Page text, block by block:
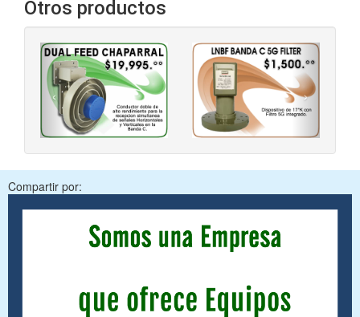
Otros productos
‹ ›
Compartir por: